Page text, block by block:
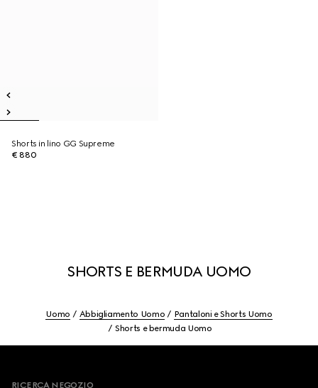
Shorts in lino GG Supreme
€ 880
SHORTS E BERMUDA UOMO
Uomo Abbigliamento Uomo
Pantaloni e Shorts Uomo
Shorts e bermuda Uomo
RICERCA NEGOZIO